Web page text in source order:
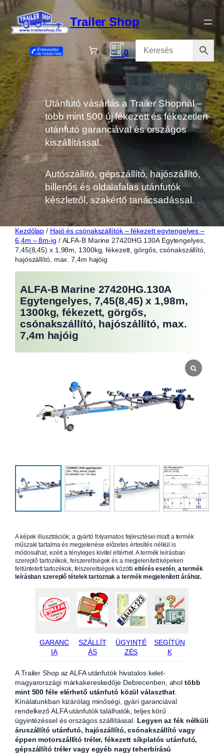
Ugrás
tartalomhoz
Trailer Shop
0
Utánfutó vásárlás a Trailer Shopnál –
több mint 500 új fékezett és fékezetlen
utánfutó garanciával és országos
kiszállítással.
Autószállító, gépszállító, hajószállító,
billenős és oldalafalas utánfutók
készletről, szakértő tanácsadással.
Kezdőlap / Hajó és csónakszállítók – fékezett egytengelyes –
6,4m – 8m-ig / ALFA-B Marine 27420HG.130A Egytengelyes,
7,45(8,45) x 1,98m, 1300kg, fékezett, görgős, csónakszállító,
hajószállító, max. 7,4m hajóig
ALFA-B Marine 27420HG.130A
Egytengelyes, 7,45(8,45) x 1,98m,
1300kg, fékezett, görgős,
csónakszállító, hajószállító, max.
7,4m hajóig
A képek illusztrációk; a gyártó folyamatos fejlesztései miatt a termék
műszaki tartalma és megjelenése előzetes értesítés nélkül is
módosulhat, ezért a tényleges kivitel eltérhet. A termék leírásban
szereplő tartozékok, felszereltségek és a megjelenített képeken
feltüntetett tartozékok, felszereltségek közöttieltérés esetén, a termék
leírásban szereplő tételek tartoznak a termék megjelenített árához.
GARANC
IA
SZÁLLÍT
ÁS
ÜGYINTÉ
ZÉS
SEGÍTÜN
K
A Trailer Shop az ALFA utánfutók hivatalos kelet-
magyarországi márkakereskedője Debrecenben, aholtöbb
mint 500 féle elérhető utánfutó közül választhat
Kínálatunkban kizárólag minőségi, gyári garanciával
rendelkező ALFA utánfutók találhatók, teljes körű
ügyintézéssel és országos szállítással. Legyen az fék nélküli
áruszállító utánfutó, hajószállító, csónakszállító vagy
éppen motorszállító tréler, fékezett síkplatós utánfutó,
gépszállító tréler vagy egyéb nagy teherbírású